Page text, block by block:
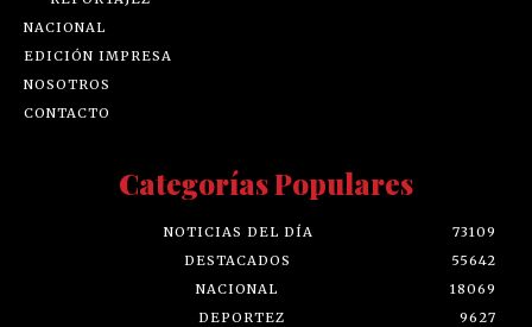
NACIONAL
EDICIÓN IMPRESA
NOSOTROS
CONTACTO
Categorías Populares
NOTICIAS DEL DÍA
73109
DESTACADOS
55642
NACIONAL
18069
DEPORTEZ
9627